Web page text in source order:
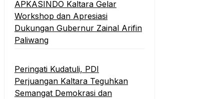
APKASINDO Kaltara Gelar
Workshop dan Apresiasi
Dukungan Gubernur Zainal Arifin
Paliwang
Peringati Kudatuli, PDI
Perjuangan Kaltara Teguhkan
Semangat Demokrasi dan